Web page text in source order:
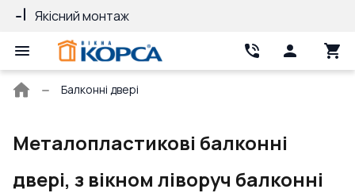
Якісний монтаж
Головна
Балконні двері
Металопластикові балконні
двері, з вікном ліворуч балконні